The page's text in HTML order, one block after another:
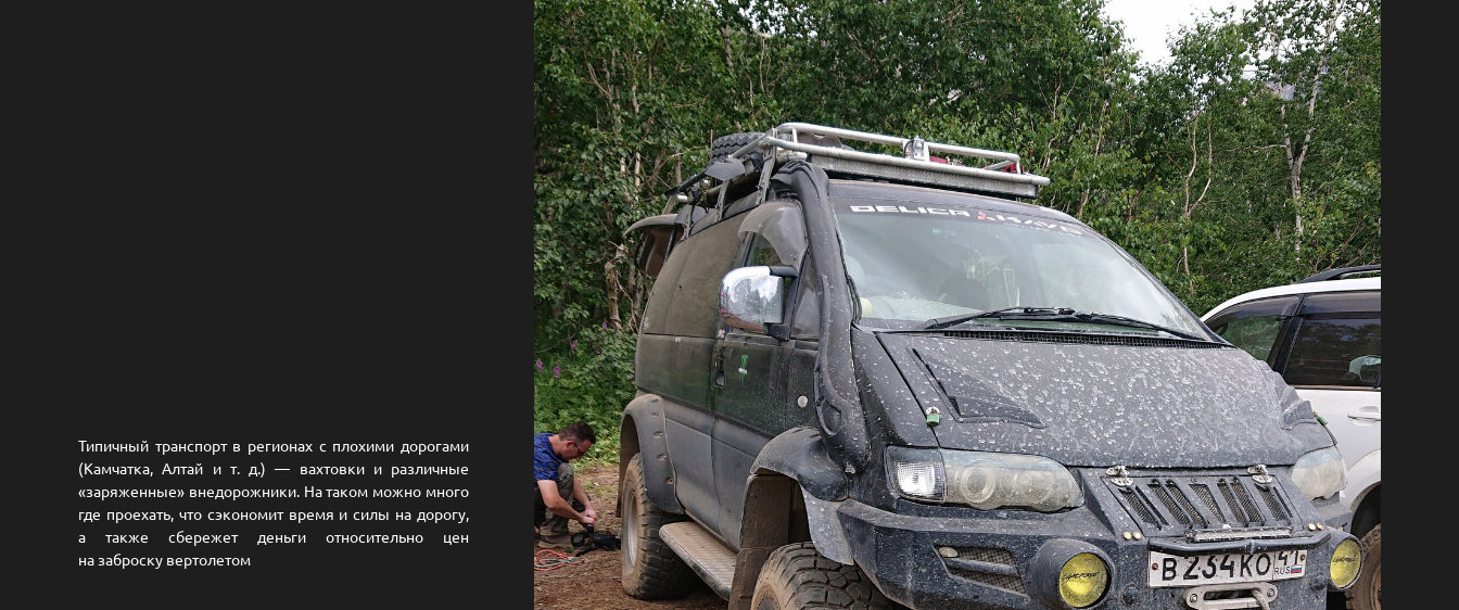
Типичный транспорт в регионах с плохими дорогами
(Камчатка, Алтай и т. д.) — вахтовки и различные
«заряженные» внедорожники. На таком можно много
где проехать, что сэкономит время и силы на дорогу,
а также сбережет деньги относительно цен
на заброску вертолетом